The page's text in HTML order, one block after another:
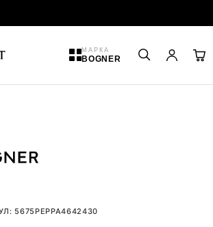
МАРКА
BOGNER
5675PEPPA4642430